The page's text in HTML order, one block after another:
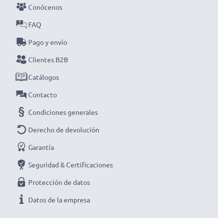
cargador inteligente y compacto con pantalla LCD de
CELLONIC. ¡Haz tu pedido ahora con entrega rápida y
garantía de 3 años!
Conócenos
FAQ
Pago y envío
Clientes B2B
Catálogos
Contacto
Condiciones generales
Derecho de devolución
Garantía
Seguridad & Certificaciones
Protección de datos
Datos de la empresa